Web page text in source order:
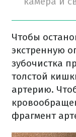
Чтобы
экстренную
зубочистка
толстой
артерию.
фрагмент